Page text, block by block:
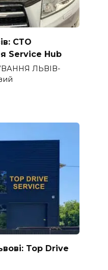
СТО
Service Hub
ЛЬВІВ-
Top Drive